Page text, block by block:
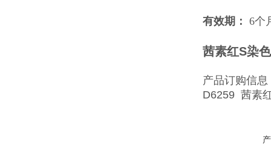
有效期： 6个
茜素红S染
产品订购信息
D6259 茜素